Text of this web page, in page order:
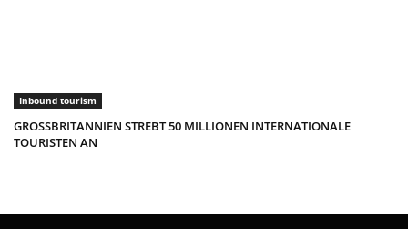
Inbound tourism
GROSSBRITANNIEN STREBT 50 MILLIONEN INTERNATIONALE
TOURISTEN AN